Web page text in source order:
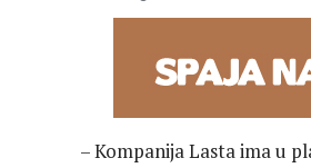
– Kompanija Lasta ima u